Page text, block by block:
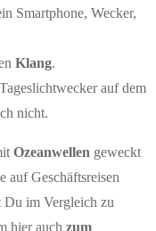
Smartphone, Wecker,
Klang.
auf dem
nicht.
Ozeanwellen geweckt
auf Geschäftsreisen
Du im Vergleich zu
hier auch zum